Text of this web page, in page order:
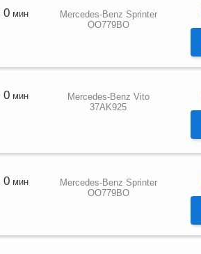
0мин
Mercedes-Benz Sprinter
OO779BO
0мин
Mercedes-Benz Vito
37AK925
0мин
Mercedes-Benz Sprinter
OO779BO